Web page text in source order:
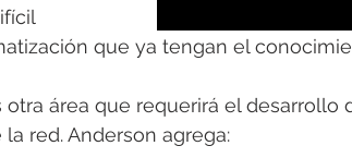
que ya tengan el
otra área que requerirá el desarrollo
red. Anderson agrega: